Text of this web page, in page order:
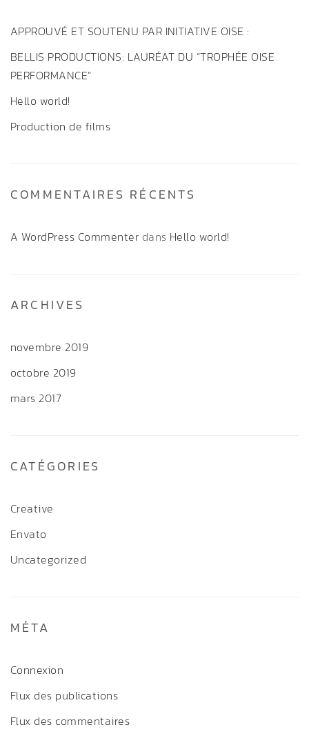
APPROUVÉ ET SOUTENU PAR INITIATIVE OISE :
BELLIS PRODUCTIONS: LAURÉAT DU “TROPHÉE OISE
PERFORMANCE”
Hello world!
Production de films
COMMENTAIRES RÉCENTS
A WordPress Commenter dans Hello world!
ARCHIVES
novembre 2019
octobre 2019
mars 2017
CATÉGORIES
Creative
Envato
Uncategorized
MÉTA
Connexion
Flux des publications
Flux des commentaires